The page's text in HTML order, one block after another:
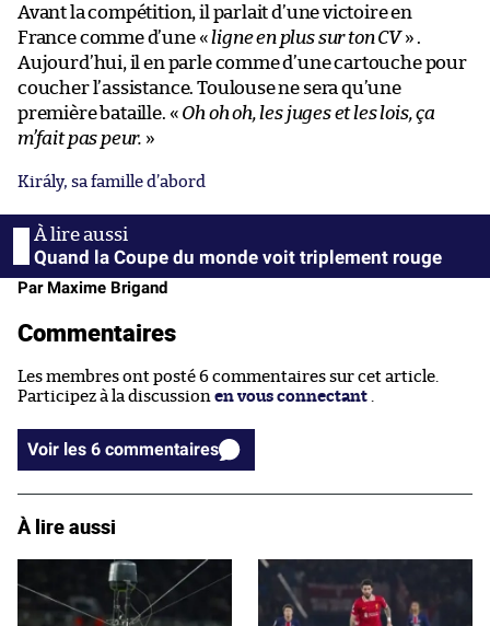
Avant la compétition, il parlait d’une victoire en
France comme d’une « ligne en plus sur ton CV» .
Aujourd’hui, il en parle comme d’une cartouche pour
coucher l’assistance. Toulouse ne sera qu’une
première bataille. « Oh oh oh, les juges et les lois, ça
m’fait pas peur. »
Király, sa famille d’abord
Quand la Coupe du monde voit triplement rouge
Par Maxime Brigand
Commentaires
Les membres ont posté 6 commentaires sur cet article.
Participez à la discussion en vous connectant
Voir les 6 commentaires
À lire aussi